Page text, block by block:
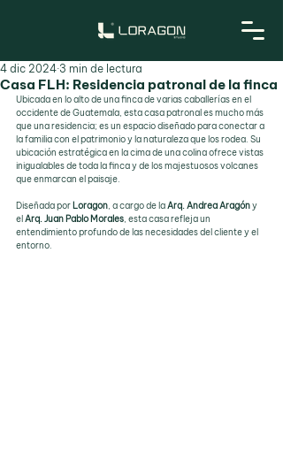
Casa FLH: Residencia patronal de la finca
4 dic 2024 3 min de lectura
Ubicada en lo alto de una finca de varias caballerías en el
occidente de Guatemala, esta casa patronal es mucho más
que una residencia; es un espacio diseñado para conectar a
la familia con el patrimonio y la naturaleza que los rodea. Su
ubicación estratégica en la cima de una colina ofrece vistas
inigualables de toda la finca y de los majestuosos volcanes
que enmarcan el paisaje.
Diseñada por Loragon, a cargo de la Arq. Andrea Aragón y
el Arq. Juan Pablo Morales, esta casa refleja un
entendimiento profundo de las necesidades del cliente y el
entorno.